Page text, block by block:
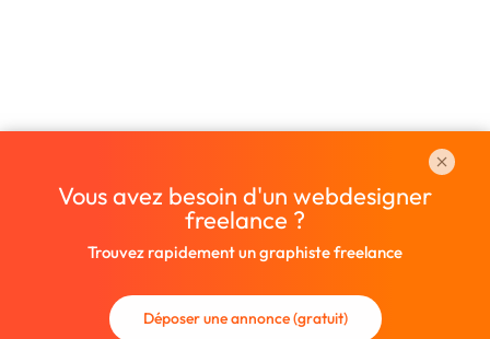
Vous avez besoin d'un webdesigner
freelance ?
Trouvez rapidement un graphiste freelance
Déposer une annonce (gratuit)